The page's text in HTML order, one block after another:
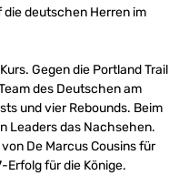
die deutschen Herren im
Gegen die Portland Trail
des Deutschen am
und vier Rebounds. Beim
Leaders das Nachsehen.
De Marcus Cousins für
Erfolg für die Könige.